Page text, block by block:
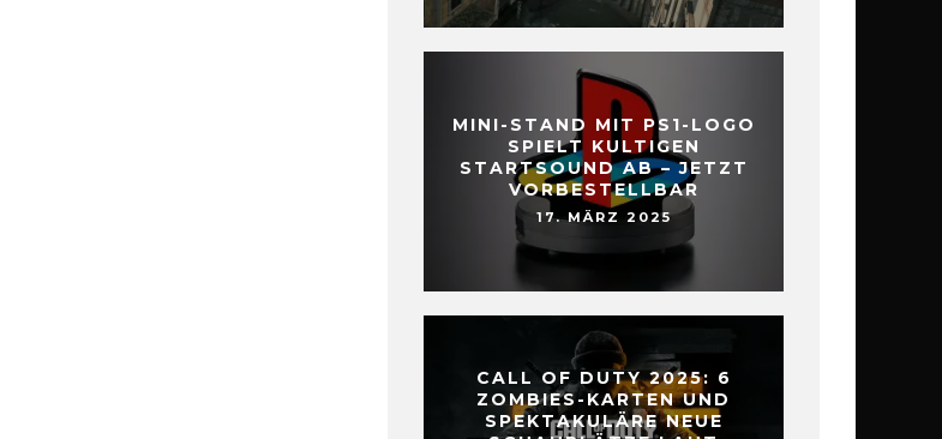
MINI-STAND MIT PS1-LOGO
SPIELT KULTIGEN
STARTSOUND AB – JETZT
VORBESTELLBAR
17. MÄRZ 2025
CALL OF DUTY 2025: 6
ZOMBIES-KARTEN UND
SPEKTAKULÄRE NEUE